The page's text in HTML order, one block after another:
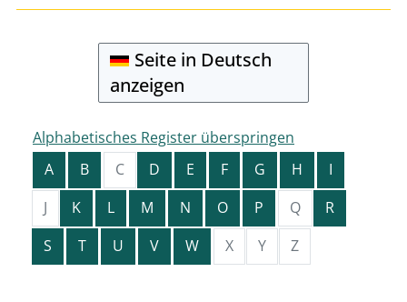
Seite in Deutsch
anzeigen
Alphabetisches Register überspringen
A
B C D E F G H
I
J
K L M N O P Q
R
S
T U V W X Y Z